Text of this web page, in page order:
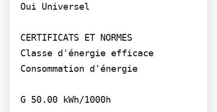
Oui Universel
CERTIFICATS ET NORMES
Classe d'énergie efficace
Consommation d'énergie
G 50.00 kWh/1000h